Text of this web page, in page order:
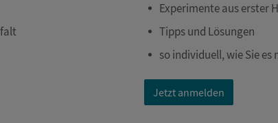
Experimente aus erster
Tipps und Lösungen
so individuell, wie Sie es
Jetzt anmelden